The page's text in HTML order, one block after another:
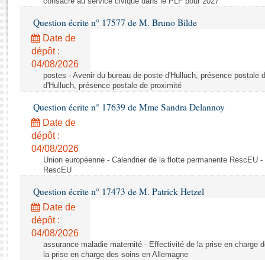
Rapports législatifs
Rapports sur l'application des lois
Baromètre de l’application des lois
Dossiers législatifs
Budget et sécurité sociale
Questions écrites et orales
Comptes rendus des débats
Question écrite n° 17577 de M. Bruno Bilde
Date de
dépôt :
04/08/2026
postes - Avenir du bureau de poste d'Hulluch, présence postale
d'Hulluch, présence postale de proximité
Question écrite n° 17639 de Mme Sandra Delannoy
Date de
dépôt :
04/08/2026
Union européenne - Calendrier de la flotte permanente RescEU
RescEU
Question écrite n° 17473 de M. Patrick Hetzel
Date de
dépôt :
04/08/2026
assurance maladie maternité - Effectivité de la prise en charge
la prise en charge des soins en Allemagne